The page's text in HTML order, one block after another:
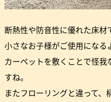
断熱性や防音性に優れた床
小さなお子様がご使用になる
カーペットを敷くことで怪
すね。
またフローリングと違って